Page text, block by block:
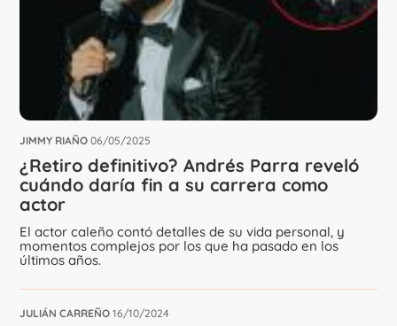
JIMMY RIAÑO 06/05/2025
⁠¿Retiro definitivo? Andrés Parra reveló
cuándo daría fin a su carrera como
actor
El actor caleño contó detalles de su vida personal, y
momentos complejos por los que ha pasado en los
últimos años.
JULIÁN CARREÑO 16/10/2024